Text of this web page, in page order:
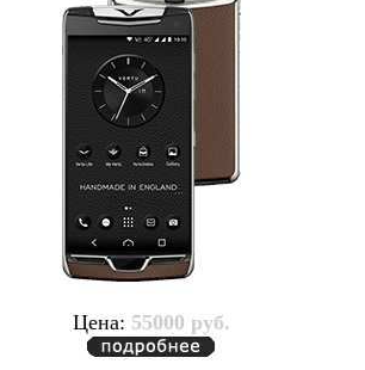
Цена: 55000 руб.